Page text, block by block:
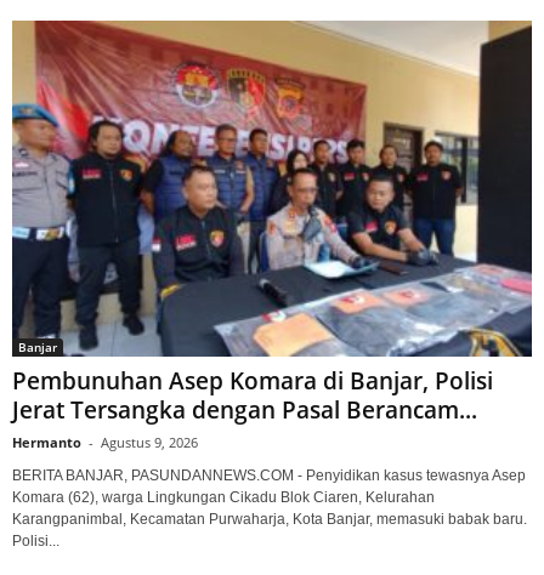
Banjar
Pembunuhan Asep Komara di Banjar, Polisi
Jerat Tersangka dengan Pasal Berancam...
Hermanto - Agustus 9, 2026
BERITA BANJAR, PASUNDANNEWS.COM - Penyidikan kasus tewasnya Asep
Komara (62), warga Lingkungan Cikadu Blok Ciaren, Kelurahan
Karangpanimbal, Kecamatan Purwaharja, Kota Banjar, memasuki babak baru.
Polisi...